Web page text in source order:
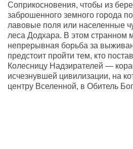
Соприкосновения, чтобы из
заброшенного земного города
лавовые поля или населенные
леса Додхара. В этом странном
непрерывная борьба за
предстоит пройти тем, кто
Колесницу Надзирателей —
исчезнувшей цивилизации, на
центру Вселенной, в Обитель